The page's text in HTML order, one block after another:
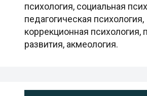
психология, социальная
педагогическая психология,
коррекционная психология,
развития, акмеология.